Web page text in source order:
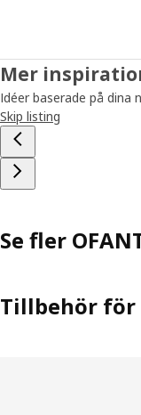
Mer
Idéer baserade på dina
Skip listing
Se fler
Tillbehör för